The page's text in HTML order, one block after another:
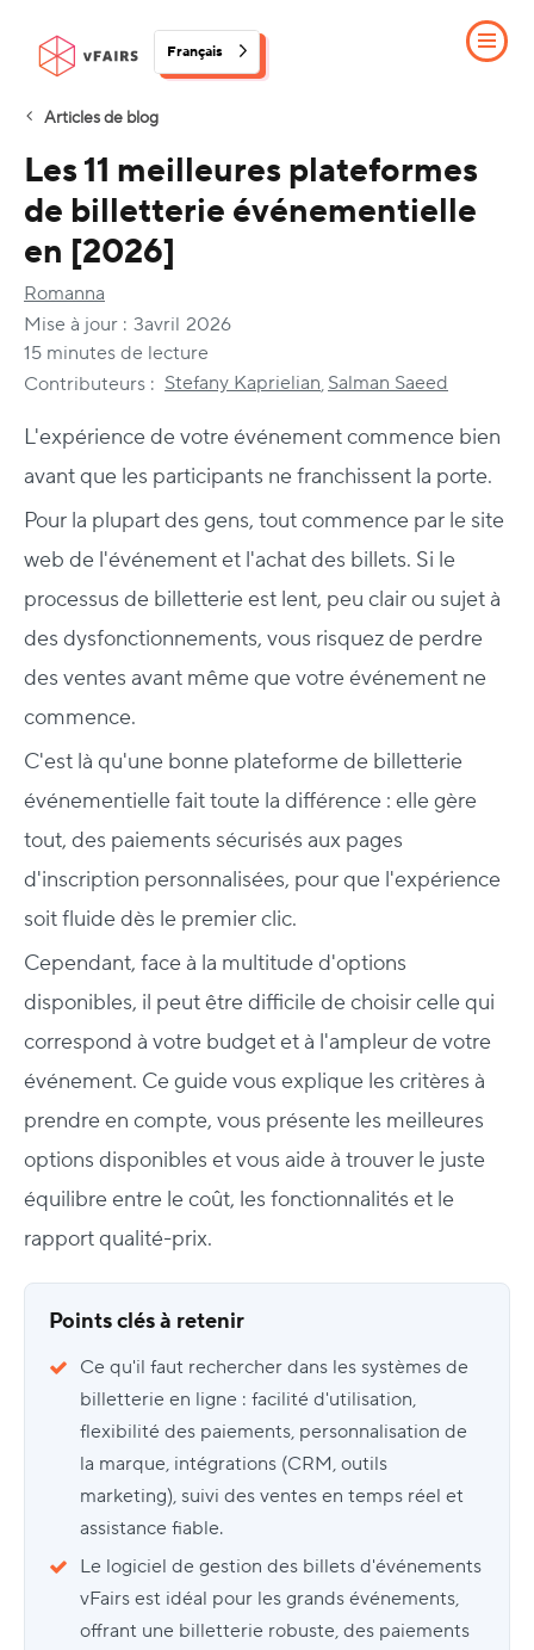
Français
Articles de blog
Les 11 meilleures plateformes
de billetterie événementielle
en [2026]
Romanna
Mise à jour : 3avril 2026
15 minutes de lecture
Contributeurs : Stefany Kaprielian, Salman Saeed
L'expérience de votre événement commence bien
avant que les participants ne franchissent la porte.
Pour la plupart des gens, tout commence par le site
web de l'événement et l'achat des billets. Si le
processus de billetterie est lent, peu clair ou sujet à
des dysfonctionnements, vous risquez de perdre
des ventes avant même que votre événement ne
commence.
C'est là qu'une bonne plateforme de billetterie
événementielle fait toute la différence : elle gère
tout, des paiements sécurisés aux pages
d'inscription personnalisées, pour que l'expérience
soit fluide dès le premier clic.
Cependant, face à la multitude d'options
disponibles, il peut être difficile de choisir celle qui
correspond à votre budget et à l'ampleur de votre
événement. Ce guide vous explique les critères à
prendre en compte, vous présente les meilleures
options disponibles et vous aide à trouver le juste
équilibre entre le coût, les fonctionnalités et le
rapport qualité-prix.
Points clés à retenir
Ce qu'il faut rechercher dans les systèmes de
billetterie en ligne : facilité d'utilisation,
flexibilité des paiements, personnalisation de
la marque, intégrations (CRM, outils
marketing), suivi des ventes en temps réel et
assistance fiable.
Le logiciel de gestion des billets d'événements
vFairs est idéal pour les grands événements,
offrant une billetterie robuste, des paiements